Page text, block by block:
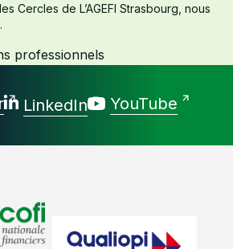
Cercles de L’AGEFI Strasbourg, nous
professionnels
LinkedIn YouTube